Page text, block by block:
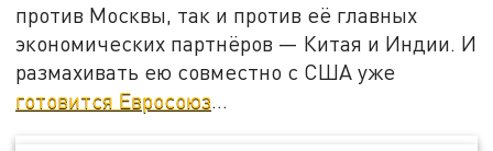
против Москвы, так и против её главных
экономических партнёров — Китая и Индии. И
размахивать ею совместно с США уже
готовится Евросоюз…